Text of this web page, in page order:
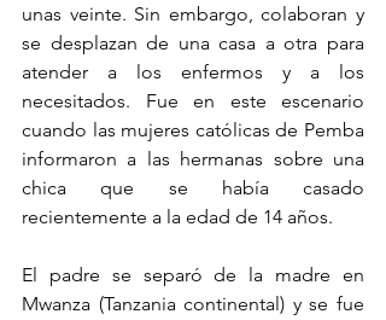
unas veinte. Sin embargo, colaboran y
se desplazan de una casa a otra para
atender a los enfermos y a los
necesitados. Fue en este escenario
cuando las mujeres católicas de Pemba
informaron a las hermanas sobre una
chica que se había casado
recientemente a la edad de 14 años.
El padre se separó de la madre en
Mwanza (Tanzania continental) y se fue